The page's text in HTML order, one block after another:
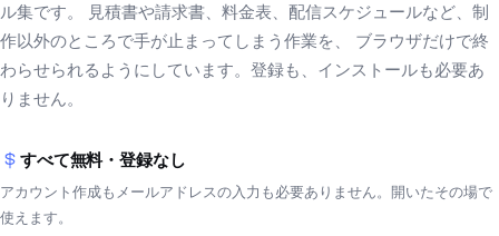
ル集です。 見積書や請求書、料金表、配信スケジュールなど、制
作以外のところで手が止まってしまう作業を、 ブラウザだけで終
わらせられるようにしています。登録も、インストールも必要あ
りません。
すべて無料・登録なし
アカウント作成もメールアドレスの入力も必要ありません。開いたその場で
使えます。